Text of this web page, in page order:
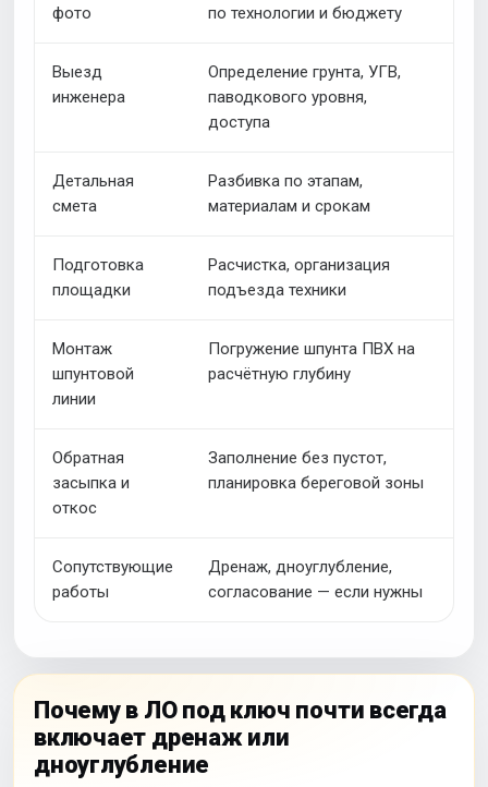
фото
по технологии и бюджету
Выезд
инженера
Определение грунта, УГВ,
паводкового уровня,
доступа
Детальная
смета
Разбивка по этапам,
материалам и срокам
Подготовка
площадки
Расчистка, организация
подъезда техники
Монтаж
шпунтовой
линии
Погружение шпунта ПВХ на
расчётную глубину
Обратная
засыпка и
откос
Заполнение без пустот,
планировка береговой зоны
Сопутствующие
работы
Дренаж, дноуглубление,
согласование — если нужны
Почему в ЛО под ключ почти всегда
включает дренаж или
дноуглубление